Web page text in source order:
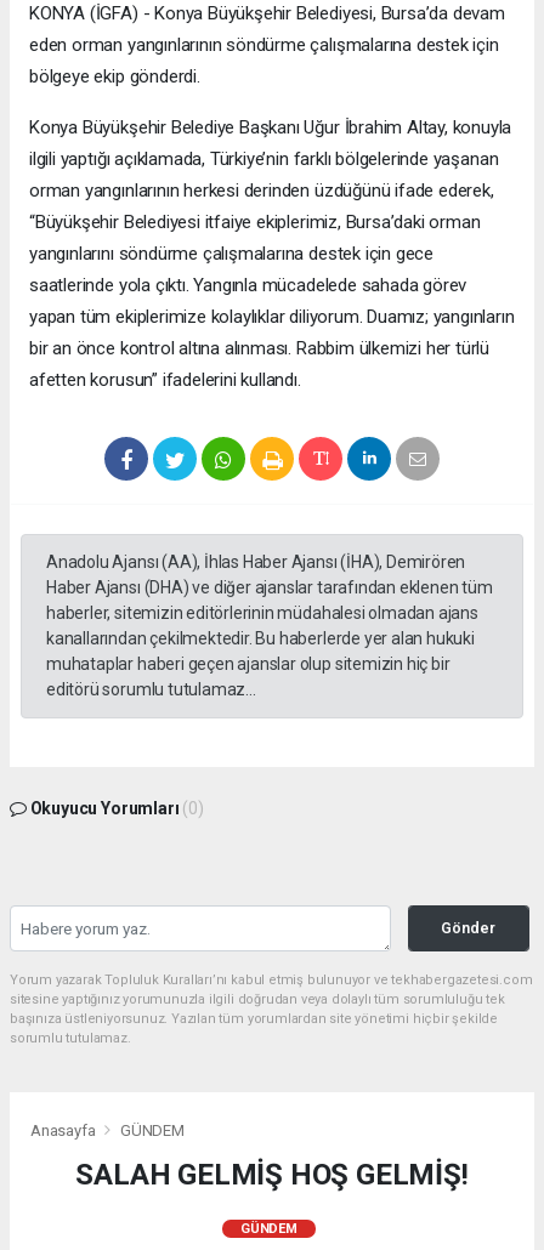
KONYA (İGFA) - Konya Büyükşehir Belediyesi, Bursa’da devam
eden orman yangınlarının söndürme çalışmalarına destek için
bölgeye ekip gönderdi.
Konya Büyükşehir Belediye Başkanı Uğur İbrahim Altay, konuyla
ilgili yaptığı açıklamada, Türkiye’nin farklı bölgelerinde yaşanan
orman yangınlarının herkesi derinden üzdüğünü ifade ederek,
“Büyükşehir Belediyesi itfaiye ekiplerimiz, Bursa’daki orman
yangınlarını söndürme çalışmalarına destek için gece
saatlerinde yola çıktı. Yangınla mücadelede sahada görev
yapan tüm ekiplerimize kolaylıklar diliyorum. Duamız; yangınların
bir an önce kontrol altına alınması. Rabbim ülkemizi her türlü
afetten korusun” ifadelerini kullandı.
Anadolu Ajansı (AA), İhlas Haber Ajansı (İHA), Demirören
Haber Ajansı (DHA) ve diğer ajanslar tarafından eklenen tüm
haberler, sitemizin editörlerinin müdahalesi olmadan ajans
kanallarından çekilmektedir. Bu haberlerde yer alan hukuki
muhataplar haberi geçen ajanslar olup sitemizin hiç bir
editörü sorumlu tutulamaz...
Okuyucu Yorumları (0)
Gönder
Yorum yazarak Topluluk Kuralları’nı kabul etmiş bulunuyor ve tekhabergazetesi.com
sitesine yaptığınız yorumunuzla ilgili doğrudan veya dolaylı tüm sorumluluğu tek
başınıza üstleniyorsunuz. Yazılan tüm yorumlardan site yönetimi hiçbir şekilde
sorumlu tutulamaz.
Anasayfa GÜNDEM
SALAH GELMİŞ HOŞ GELMİŞ!
GÜNDEM